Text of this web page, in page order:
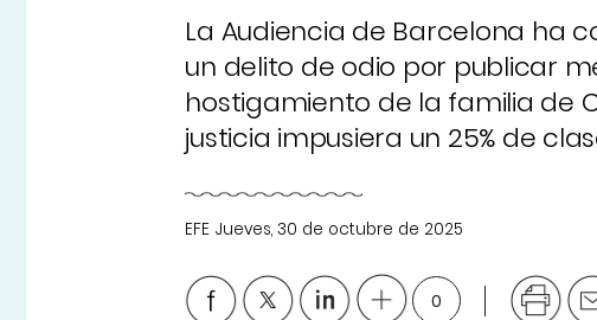
La Audiencia de Barcelona ha
un delito de odio por publicar
hostigamiento de la familia de
justicia impusiera un 25% de
EFE Jueves, 30 de octubre de 2025
0